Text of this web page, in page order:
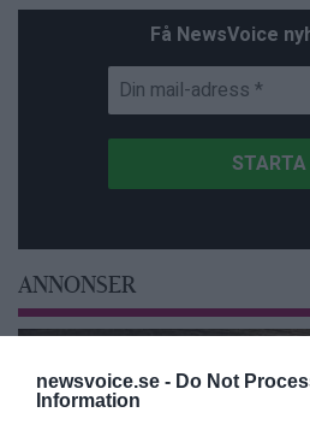
newsvoice.se - Do Not
Information
Få NewsVoice
ANNONSER